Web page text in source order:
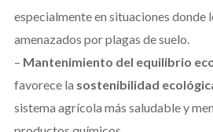
especialmente en situaciones donde
amenazados por plagas de suelo.
– Mantenimiento del equilibrio
favorece la sostenibilidad
sistema agrícola más saludable y